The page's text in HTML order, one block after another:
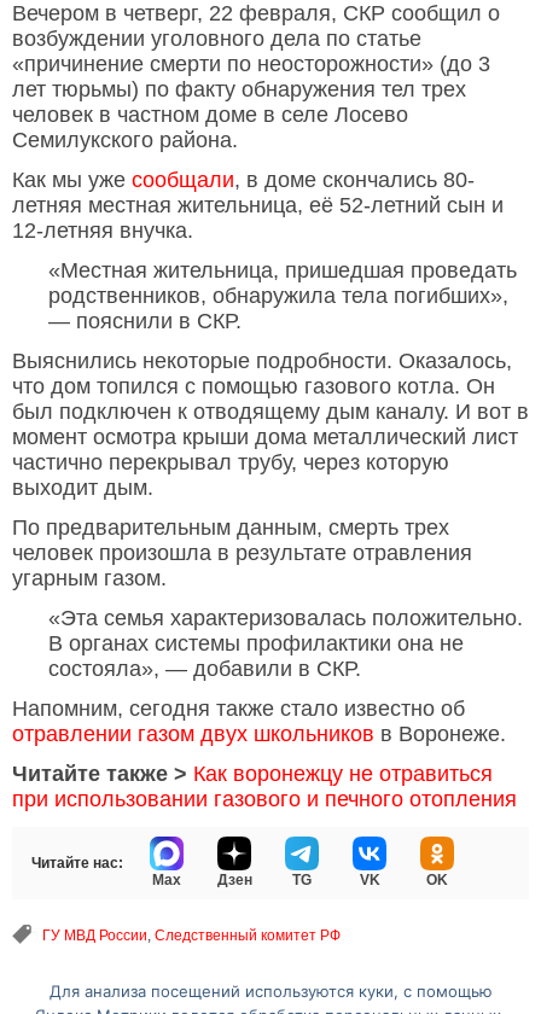
Вечером в четверг, 22 февраля, СКР сообщил о
возбуждении уголовного дела по статье
«причинение смерти по неосторожности» (до 3
лет тюрьмы) по факту обнаружения тел трех
человек в частном доме в селе Лосево
Семилукского района.
Как мы уже сообщали, в доме скончались 80-
летняя местная жительница, её 52-летний сын и
12-летняя внучка.
«Местная жительница, пришедшая проведать
родственников, обнаружила тела погибших»,
— пояснили в СКР.
Выяснились некоторые подробности. Оказалось,
что дом топился с помощью газового котла. Он
был подключен к отводящему дым каналу. И вот в
момент осмотра крыши дома металлический лист
частично перекрывал трубу, через которую
выходит дым.
По предварительным данным, смерть трех
человек произошла в результате отравления
угарным газом.
«Эта семья характеризовалась положительно.
В органах системы профилактики она не
состояла», — добавили в СКР.
Напомним, сегодня также стало известно об
отравлении газом двух школьников в Воронеже.
Читайте также > Как воронежцу не отравиться
при использовании газового и печного отопления
Читайте нас:
Max
Дзен TG VK OK
ГУ МВД России, Следственный комитет РФ
Для анализа посещений используются куки, с помощью